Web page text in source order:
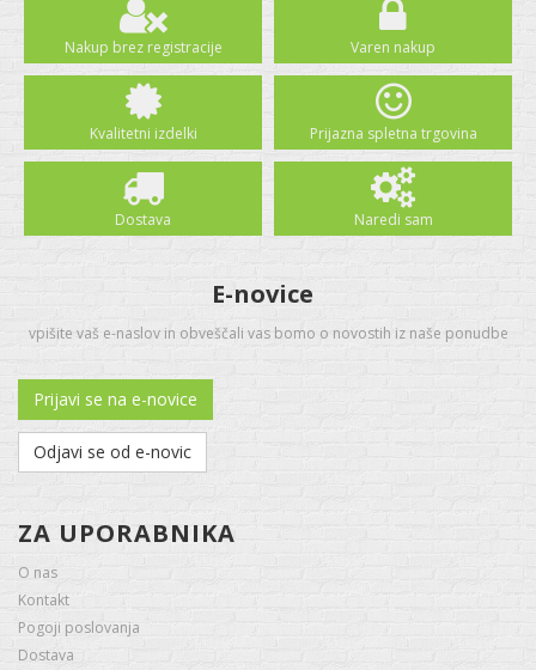
Nakup brez registracije Varen nakup
Kvalitetni izdelki Prijazna spletna trgovina
Dostava Naredi sam
E-novice
vpišite vaš e-naslov in obveščali vas bomo o novostih iz naše ponudbe
Prijavi se na e-novice
Odjavi se od e-novic
ZA UPORABNIKA
O nas
Kontakt
Pogoji poslovanja
Dostava